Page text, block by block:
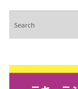
索